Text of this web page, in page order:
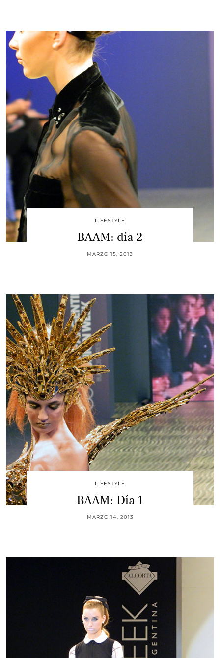
LIFESTYLE
BAAM: día 2
MARZO 15, 2013
LIFESTYLE
BAAM: Día 1
MARZO 14, 2013